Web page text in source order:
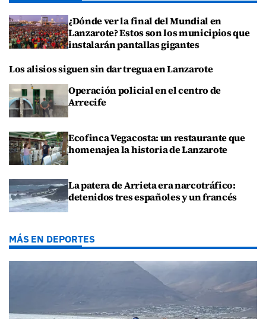
¿Dónde ver la final del Mundial en
Lanzarote? Estos son los municipios que
instalarán pantallas gigantes
Los alisios siguen sin dar tregua en Lanzarote
Operación policial en el centro de
Arrecife
Ecofinca Vegacosta: un restaurante que
homenajea la historia de Lanzarote
La patera de Arrieta era narcotráfico:
detenidos tres españoles y un francés
MÁS EN DEPORTES